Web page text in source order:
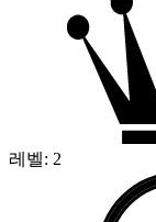
레벨: 2